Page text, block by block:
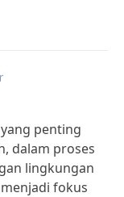
penting
dalam proses
lingkungan
fokus